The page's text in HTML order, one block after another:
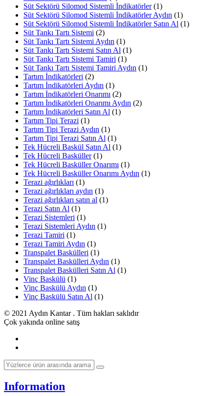
Süt Sektörü Silomod Sistemli İndikatörler (1)
Süt Sektörü Silomod Sistemli İndikatörler Aydın (1)
Süt Sektörü Silomod Sistemli İndikatörler Satın Al (1)
Süt Tankı Tartı Sistemi (2)
Süt Tankı Tartı Sistemi Aydın (1)
Süt Tankı Tartı Sistemi Satın Al (1)
Süt Tankı Tartı Sistemi Tamiri (1)
Süt Tankı Tartı Sistemi Tamiri Aydın (1)
Tartım İndikatörleri (2)
Tartım İndikatörleri Aydın (1)
Tartım İndikatörleri Onarımı (2)
Tartım İndikatörleri Onarımı Aydın (2)
Tartım İndikatörleri Satın Al (1)
Tartım Tipi Terazi (1)
Tartım Tipi Terazi Aydın (1)
Tartım Tipi Terazi Satın Al (1)
Tek Hücreli Baskül Satın Al (1)
Tek Hücreli Basküller (1)
Tek Hücreli Basküller Onarımı (1)
Tek Hücreli Basküller Onarımı Aydın (1)
Terazi ağırlıkları (1)
Terazi ağırlıkları aydın (1)
Terazi ağırlıkları satın al (1)
Terazi Satın Al (1)
Terazi Sistemleri (1)
Terazi Sistemleri Aydın (1)
Terazi Tamiri (1)
Terazi Tamiri Aydın (1)
Transpalet Baskülleri (1)
Transpalet Baskülleri Aydın (1)
Transpalet Baskülleri Satın Al (1)
Vinç Baskülü (1)
Vinç Baskülü Aydın (1)
Vinç Baskülü Satın Al (1)
© 2021 Aydın Kantar . Tüm hakları saklıdır
Çok yakında online satış
Information